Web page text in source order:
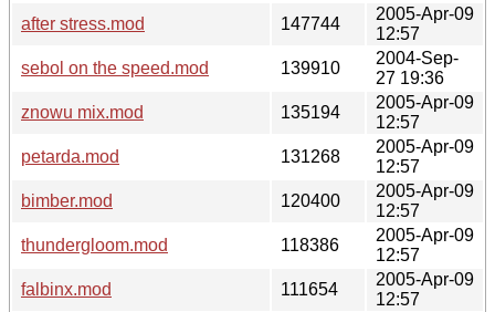
after stress.mod
147744
2005-Apr-09
12:57
sebol on the speed.mod
139910
2004-Sep-
27 19:36
znowu mix.mod
135194
2005-Apr-09
12:57
petarda.mod
131268
2005-Apr-09
12:57
bimber.mod
120400
2005-Apr-09
12:57
thundergloom.mod
118386
2005-Apr-09
12:57
falbinx.mod
111654
2005-Apr-09
12:57